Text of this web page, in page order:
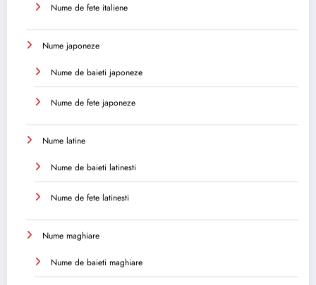
Nume de fete italiene
Nume japoneze
Nume de baieti japoneze
Nume de fete japoneze
Nume latine
Nume de baieti latinesti
Nume de fete latinesti
Nume maghiare
Nume de baieti maghiare